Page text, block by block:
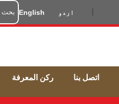
اردو English
اتصل بنا
ركن المعرفة